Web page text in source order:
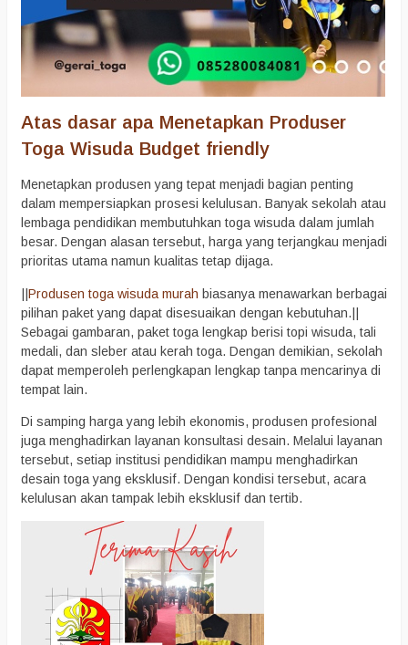
Atas dasar apa Menetapkan Produser
Toga Wisuda Budget friendly
Menetapkan produsen yang tepat menjadi bagian penting
dalam mempersiapkan prosesi kelulusan. Banyak sekolah atau
lembaga pendidikan membutuhkan toga wisuda dalam jumlah
besar. Dengan alasan tersebut, harga yang terjangkau menjadi
prioritas utama namun kualitas tetap dijaga.
||Produsen toga wisuda murah biasanya menawarkan berbagai
pilihan paket yang dapat disesuaikan dengan kebutuhan.||
Sebagai gambaran, paket toga lengkap berisi topi wisuda, tali
medali, dan sleber atau kerah toga. Dengan demikian, sekolah
dapat memperoleh perlengkapan lengkap tanpa mencarinya di
tempat lain.
Di samping harga yang lebih ekonomis, produsen profesional
juga menghadirkan layanan konsultasi desain. Melalui layanan
tersebut, setiap institusi pendidikan mampu menghadirkan
desain toga yang eksklusif. Dengan kondisi tersebut, acara
kelulusan akan tampak lebih eksklusif dan tertib.